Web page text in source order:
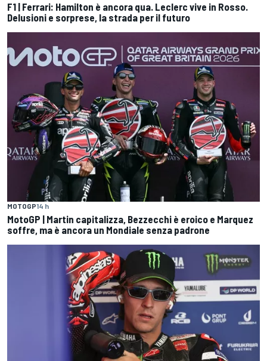
F1 | Ferrari: Hamilton è ancora qua. Leclerc vive in Rosso.
Delusioni e sorprese, la strada per il futuro
MOTOGP14 h
MotoGP | Martin capitalizza, Bezzecchi è eroico e Marquez
soffre, ma è ancora un Mondiale senza padrone